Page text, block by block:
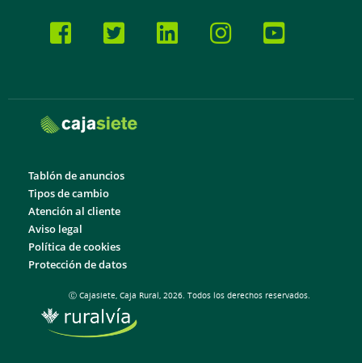
Tablón de anuncios
Tipos de cambio
Atención al cliente
Aviso legal
Política de cookies
Protección de datos
Ⓒ Cajasiete, Caja Rural, 2026. Todos los derechos reservados.